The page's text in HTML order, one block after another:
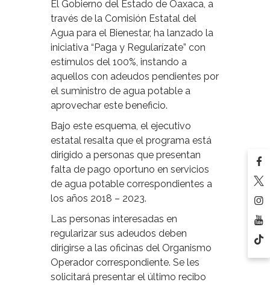
El Gobierno del Estado de Oaxaca, a
través de la Comisión Estatal del
Agua para el Bienestar, ha lanzado la
iniciativa “Paga y Regularízate” con
estímulos del 100%, instando a
aquellos con adeudos pendientes por
el suministro de agua potable a
aprovechar este beneficio.
Bajo este esquema, el ejecutivo
estatal resalta que el programa está
dirigido a personas que presentan
falta de pago oportuno en servicios
de agua potable correspondientes a
los años 2018 – 2023.
Las personas interesadas en
regularizar sus adeudos deben
dirigirse a las oficinas del Organismo
Operador correspondiente. Se les
solicitará presentar el último recibo